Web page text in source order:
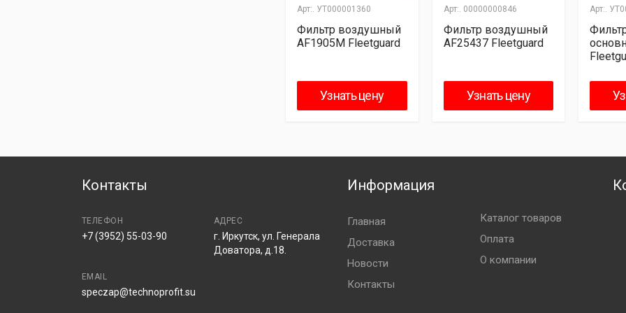
Арт:. УТ000001360
Фильтр воздушный
AF1905M Fleetguard
Узнать цену
Арт:. 00000000846
Фильтр воздушный
AF25437 Fleetguard
Узнать цену
Арт:.
Контакты
ТЕЛЕФОН
+7 (3952) 55-03-90
АДРЕС
г. Иркутск, ул. Генерала
Доватора, д.18.
EMAIL
speczap@technoprofit.su
Информация
Главная
Доставка
Новости
Контакты
Каталог товаров
Оплата
О компании